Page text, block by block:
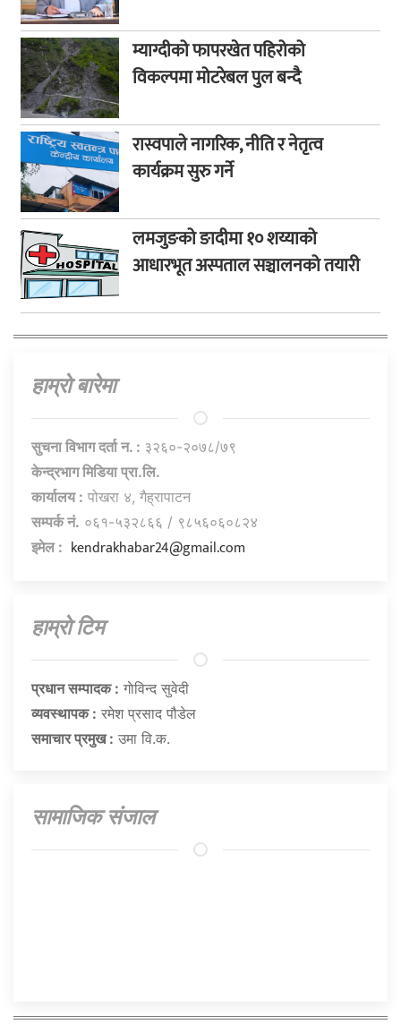
म्याग्दीको फापरखेत पहिरोको
विकल्पमा मोटरेबल पुल बन्दै
रास्वपाले नागरिक, नीति र नेतृत्व
कार्यक्रम सुरु गर्ने
लमजुङको ङादीमा १० शय्याको
आधारभूत अस्पताल सञ्चालनको तयारी
हाम्राे बारेमा
सुचना विभाग दर्ता न. : ३२६०-२०७८/७९
केन्द्रभाग मिडिया प्रा.लि.
कार्यालय : पोखरा ४, गैह्रापाटन
सम्पर्क नं. ०६१-५३२८६६ / ९८५६०६०८२४
इमेल : kendrakhabar24@gmail.com
हाम्राे टिम
प्रधान सम्पादक : गाेविन्द सुवेदी
व्यवस्थापक : रमेश प्रसाद पौडेल
समाचार प्रमुख : उमा वि.क.
सामाजिक संजाल